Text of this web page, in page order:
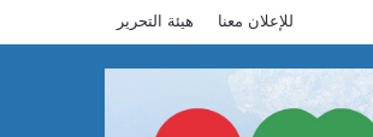
للإعلان معنا هيئة التحرير